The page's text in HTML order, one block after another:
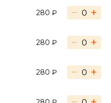
280 ₽ − +
280 ₽ − +
280 ₽ − +